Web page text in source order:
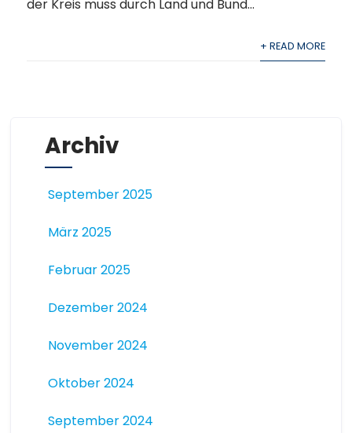
der Kreis muss durch Land und Bund...
+ READ MORE
Archiv
September 2025
März 2025
Februar 2025
Dezember 2024
November 2024
Oktober 2024
September 2024